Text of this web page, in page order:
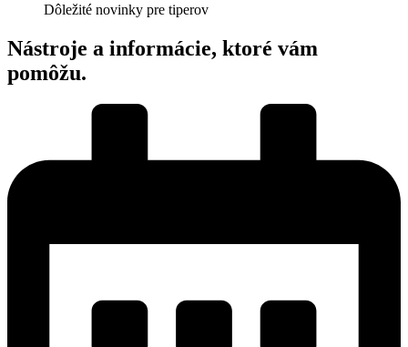
Dôležité novinky pre tiperov
Nástroje a informácie, ktoré vám
pomôžu.